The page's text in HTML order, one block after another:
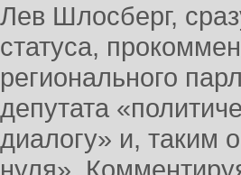
Лев Шлосберг,
статуса,
регионального
депутата
диалогу» и, таким